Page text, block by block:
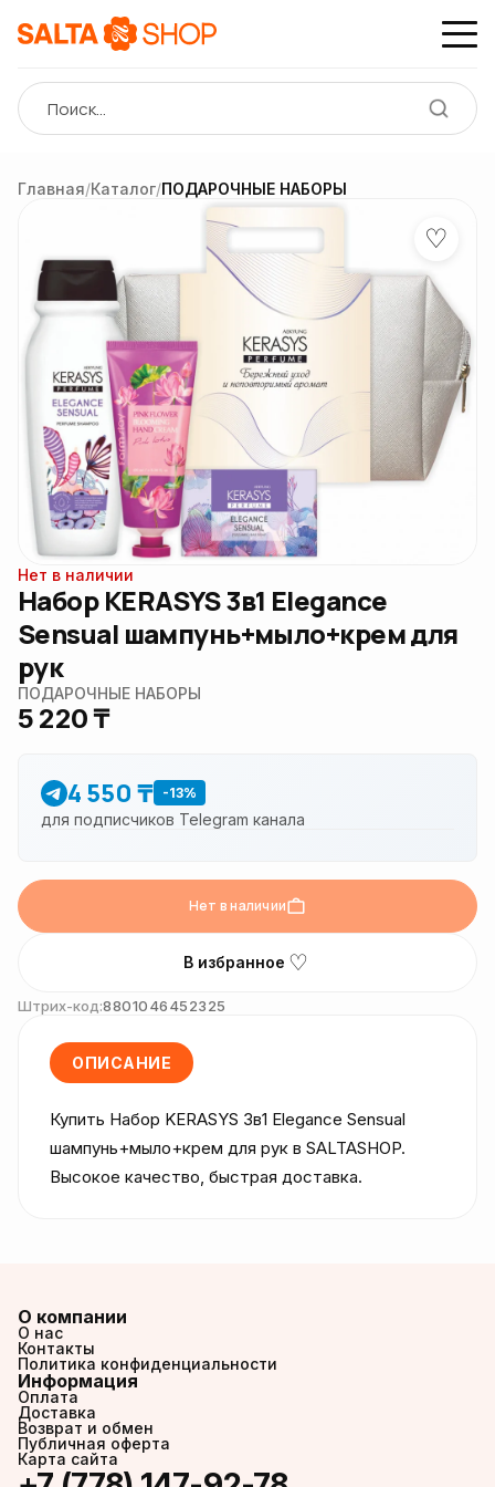
Главная/Каталог/ПОДАРОЧНЫЕ НАБОРЫ
♡
Нет в наличии
Набор KERASYS 3в1 Elegance
Sensual шампунь+мыло+крем для
рук
ПОДАРОЧНЫЕ НАБОРЫ
5 220 ₸
4 550 ₸ -13%
для подписчиков Telegram канала
Нет в наличии
В избранное ♡
Штрих-код:8801046452325
ОПИСАНИЕ
Купить Набор KERASYS 3в1 Elegance Sensual
шампунь+мыло+крем для рук в SALTASHOP.
Высокое качество, быстрая доставка.
О компании
О нас
Контакты
Политика конфиденциальности
Информация
Оплата
Доставка
Возврат и обмен
Публичная оферта
Карта сайта